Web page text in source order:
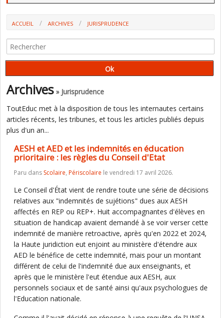
ACCUEIL ARCHIVES
JURISPRUDENCE
RÈGLES DU CONSEIL D'ETAT
Archives » Jurisprudence
ToutEduc met à la disposition de tous les internautes certains
articles récents, les tribunes, et tous les articles publiés depuis
plus d'un an...
AESH et AED et les indemnités en éducation
prioritaire : les règles du Conseil d'Etat
Paru dans Scolaire, Périscolaire le vendredi 17 avril 2026.
Le Conseil d'État vient de rendre toute une série de décisions
relatives aux "indemnités de sujétions" dues aux AESH
affectés en REP ou REP+. Huit accompagnantes d'élèves en
situation de handicap avaient demandé à se voir verser cette
indemnité de manière retroactive, après qu'en 2022 et 2024,
la Haute juridiction eut enjoint au ministère d'étendre aux
AED le bénéfice de cette indemnité, mais pour un montant
différent de celui de l'indemnité due aux enseignants, et
après que le ministère l'eut étendue aux AESH, aux
personnels sociaux et de santé ainsi qu'aux psychologues de
l'Education nationale.